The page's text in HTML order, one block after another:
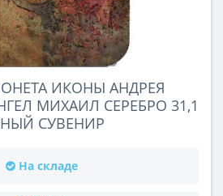
ИКОНЫ АНДРЕЯ
МИХАИЛ СЕРЕБРО 31,1
СУВЕНИР
На складе